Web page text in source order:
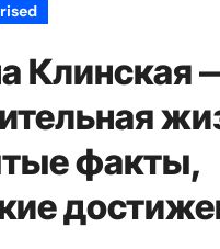
Клинская
факты,